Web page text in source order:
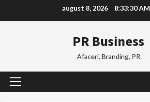
august 8, 2026 8:33:31 AM
PR Business
Afaceri, Branding, PR
Primary